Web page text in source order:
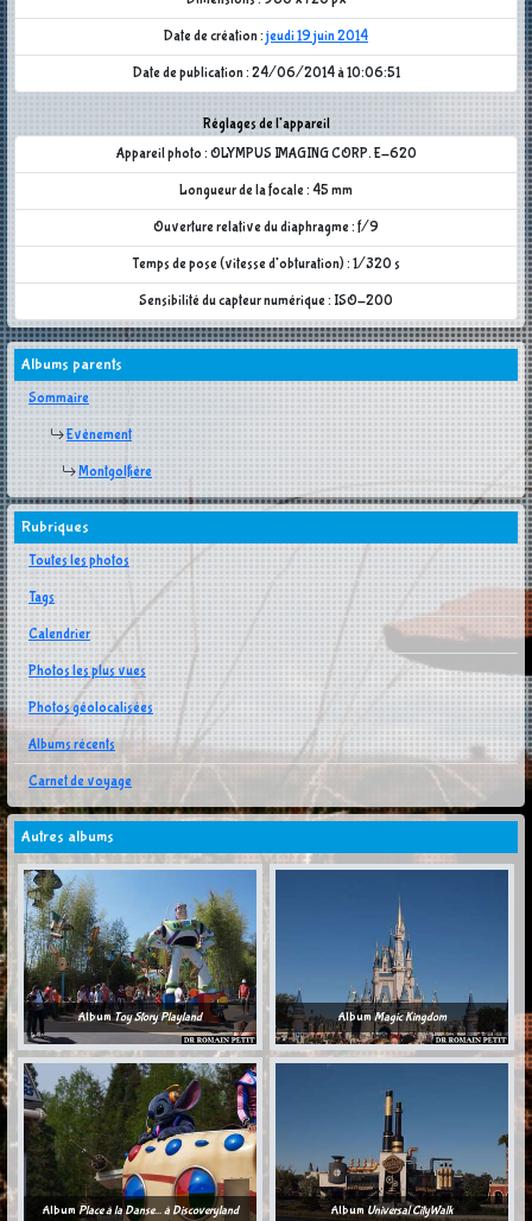
Date de création : jeudi 19 juin 2014
Date de publication : 24/06/2014 à 10:06:51
Réglages de l'appareil
Appareil photo : OLYMPUS IMAGING CORP. E-620
Longueur de la focale : 45 mm
Ouverture relative du diaphragme : f/9
Temps de pose (vitesse d'obturation) : 1/320 s
Sensibilité du capteur numérique : ISO-200
Albums parents
Sommaire
Evènement
Montgolfière
Rubriques
Toutes les photos
Tags
Calendrier
Photos les plus vues
Photos géolocalisées
Albums récents
Carnet de voyage
Autres albums
AlbumToy Story Playland AlbumMagic Kingdom
AlbumPlace à la Danse... à Discoveryland AlbumUniversal CityWalk